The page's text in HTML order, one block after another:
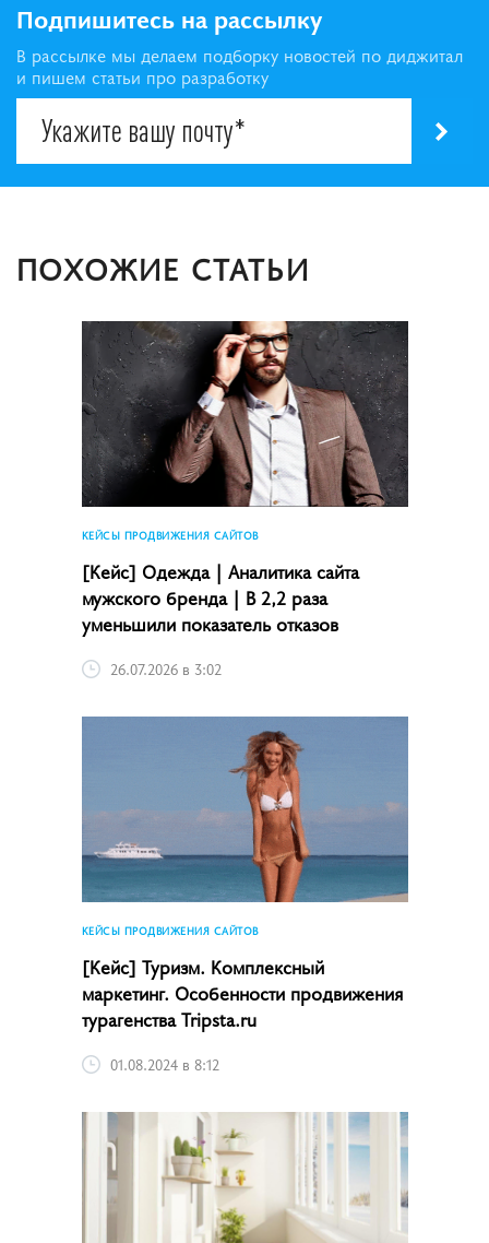
Подпишитесь на рассылку
В рассылке мы делаем подборку новостей по диджитал
и пишем статьи про разработку
ПОХОЖИЕ СТАТЬИ
КЕЙСЫ ПРОДВИЖЕНИЯ САЙТОВ
[Кейс] Одежда | Аналитика сайта
мужского бренда | В 2,2 раза
уменьшили показатель отказов
26.07.2026 в 3:02
КЕЙСЫ ПРОДВИЖЕНИЯ САЙТОВ
[Кейс] Туризм. Комплексный
маркетинг. Особенности продвижения
турагенства Tripsta.ru
01.08.2024 в 8:12